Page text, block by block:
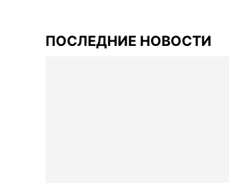
ПОСЛЕДНИЕ НОВОСТИ